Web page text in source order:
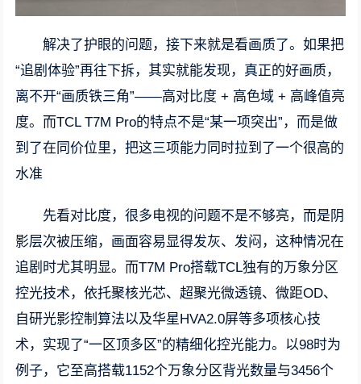
解决了护眼的问题，接下来就是看画质了。如果把
“追剧体验”再往下拆，其实就能发现，真正的好画质，
离不开“画质铁三角”——高对比度 + 高色域 + 高峰值亮
度。而TCL T7M Pro的特点不是“某一项突出”，而是做
到了在同价位里，把这三项能力同时拉到了一个很高的
水准
先看对比度，很多电视的问题不是不够亮，而是阴
影层次被压缩，画面容易显得发灰、发闷，这种情况在
追剧时尤其明显。而T7M Pro搭载TCL独有的万象分区
控光技术，依托聚核光芯、超聚光微透镜、微距OD、
自研光影控制算法以及华星HVA2.0屏等多项核心技
术，实现了“一区顶多区”的精细化控光能力。以98时为
例子，它至高搭载1152个万象分区背光数量与3456个